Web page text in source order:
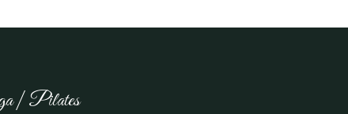
|Pilates